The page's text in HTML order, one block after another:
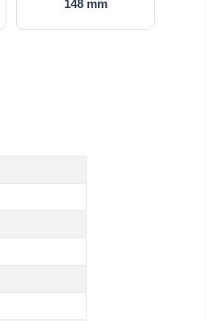
148 mm